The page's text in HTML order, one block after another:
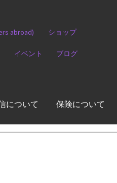
abroad) ショップ
イベント ブログ
について 保険について